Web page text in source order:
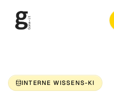
INTERNE WISSENS-KI